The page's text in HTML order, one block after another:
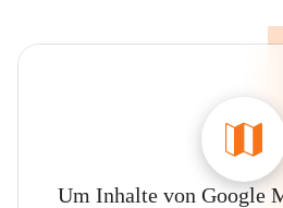
Um Inhalte von Google